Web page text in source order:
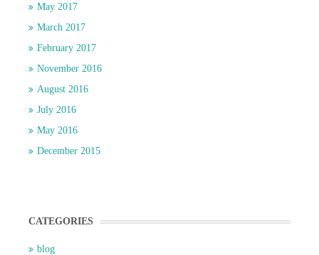
May 2017
March 2017
February 2017
November 2016
August 2016
July 2016
May 2016
December 2015
CATEGORIES
blog